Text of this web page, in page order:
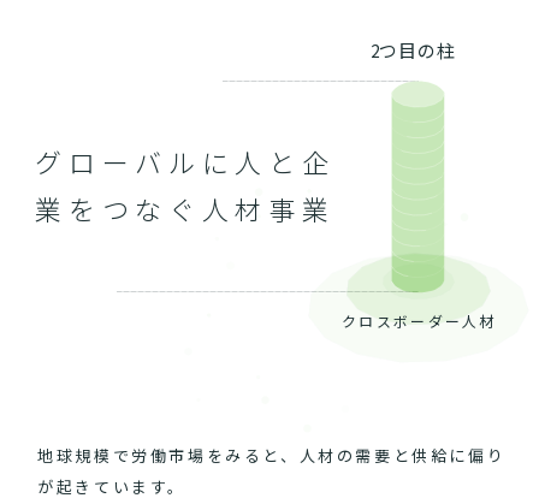
グローバルに人と企
業をつなぐ人材事業
地球規模で労働市場をみると、人材の需要と供給に偏り
が起きています。
2つ目の柱
クロスボーダー人材